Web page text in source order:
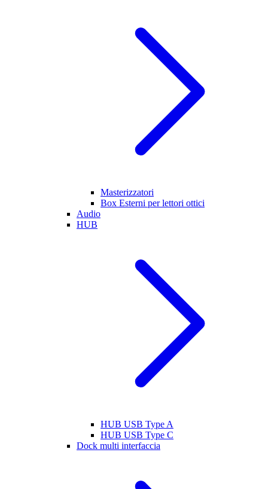
Masterizzatori
Box Esterni per lettori ottici
Audio
HUB
HUB USB Type A
HUB USB Type C
Dock multi interfaccia